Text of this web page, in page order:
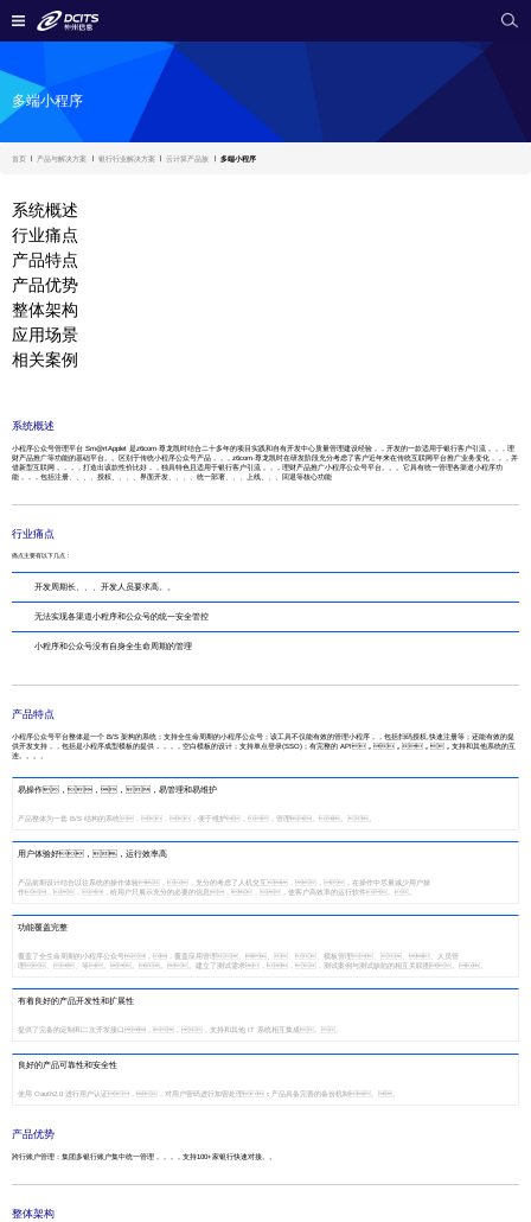
多端小程序
首页 产品与解决方案 银行行业解决方案 云计算产品族 多端小程序
系统概述
行业痛点
产品特点
产品优势
整体架构
应用场景
相关案例
系统概述
小程序公众号管理平台 Sm@rtApplet 是z6com·尊龙凯时结合二十多年的项目实践和自有开发中心质量管理建设经验，，开发的一款适用于银行客户引流，，，理
财产品推广等功能的基础平台。。区别于传统小程序公众号产品，，，z6com·尊龙凯时在研发阶段充分考虑了客户近年来在传统互联网平台推广业务变化，，，并
借新型互联网，，，，打造出该款性价比好，，独具特色且适用于银行客户引流，，，理财产品推广小程序公众号平台。。。它具有统一管理各渠道小程序功
能，，，包括注册、、、、授权、、、、界面开发、、、、统一部署、、、上线、、、回退等核心功能
行业痛点
痛点主要有以下几点：
开发周期长、、、开发人员要求高。。
无法实现各渠道小程序和公众号的统一安全管控
小程序和公众号没有自身全生命周期的管理
产品特点
小程序公众号平台整体是一个 B/S 架构的系统；支持全生命周期的小程序公众号；该工具不仅能有效的管理小程序，，包括扫码授权,快速注册等；还能有效的提
供开发支持，，包括是小程序成型模板的提供，，，，空白模板的设计；支持单点登录(SSO)；有完整的 API，，，，支持和其他系统的互
连。。。。
易操作，，，，易管理和易维护
产品整体为一套 B/S 结构的系统，，，便于维护，，管理。。。
用户体验好，，运行效率高
产品前期设计结合以往系统的操作体验，，充分的考虑了人机交互，，，在操作中尽量减少用户操
作，，，给用户只展示充分的必要的信息，，，使客户高效率的运行软件。。
功能覆盖完整
覆盖了全生命周期的小程序公众号，，覆盖应用管理、、、、模板管理、、、人员管
理、、等。。。。建立了测试需求，，，测试案例与测试缺陷的相互关联图。。
有着良好的产品开发性和扩展性
提供了完备的定制和二次开发接口，，，支持和其他 IT 系统相互集成。。
良好的产品可靠性和安全性
使用 Oauth2.0 进行用户认证，，对用户密码进行加密处理；产品具备完善的备份机制。。
产品优势
跨行账户管理：集团多银行账户集中统一管理，，，，支持100+家银行快速对接。。
整体架构